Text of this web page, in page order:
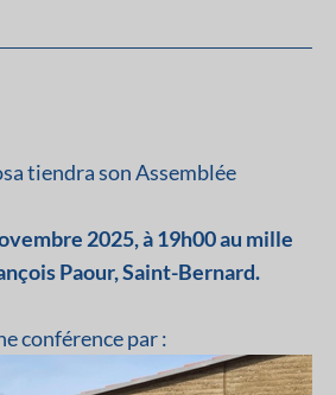
tiendra son Assemblée
2025, à 19h00 au mille
Paour, Saint-Bernard.
conférence par :